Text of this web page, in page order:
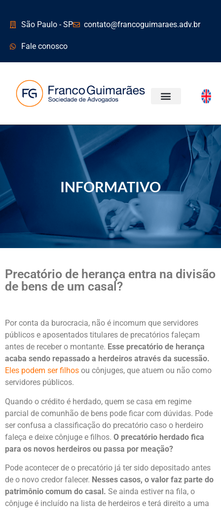
São Paulo - SP contato@francoguimaraes.adv.br
Fale conosco
INFORMATIVO
Precatório de herança entra na divisão
de bens de um casal?
Por conta da burocracia, não é incomum que servidores
públicos e aposentados titulares de precatórios faleçam
antes de receber o montante. Esse precatório de herança
acaba sendo repassado a herdeiros através da sucessão.
Eles podem ser filhos ou cônjuges, que atuem ou não como
servidores públicos.
Quando o crédito é herdado, quem se casa em regime
parcial de comunhão de bens pode ficar com dúvidas. Pode
ser confusa a classificação do precatório caso o herdeiro
faleça e deixe cônjuge e filhos. O precatório herdado fica
para os novos herdeiros ou passa por meação?
Pode acontecer de o precatório já ter sido depositado antes
de o novo credor falecer. Nesses casos, o valor faz parte do
patrimônio comum do casal. Se ainda estiver na fila, o
cônjuge é incluído na lista de herdeiros e terá direito a uma